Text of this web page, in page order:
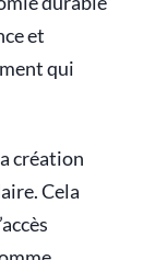
et
qui
création
Cela